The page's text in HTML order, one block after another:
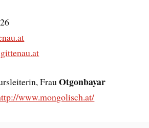
FrauOtgonbayar
www.mongolisch.at/